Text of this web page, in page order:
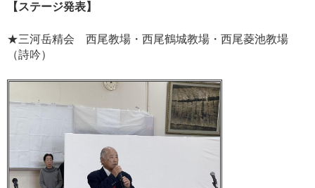
【ステージ発表】
★三河岳精会 西尾教場・西尾鶴城教場・西尾菱池教場
（詩吟）